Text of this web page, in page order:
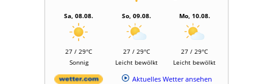
Sa, 08.08.
27 / 29°C
Sonnig
So, 09.08.
27 / 29°C
Leicht bewölkt
Mo, 10.08.
27 / 29°C
Leicht bewölkt
Aktuelles Wetter ansehen